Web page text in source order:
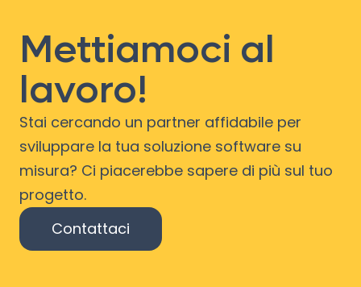
Mettiamoci al
lavoro!
Stai cercando un partner affidabile per
sviluppare la tua soluzione software su
misura? Ci piacerebbe sapere di più sul tuo
progetto.
Contattaci